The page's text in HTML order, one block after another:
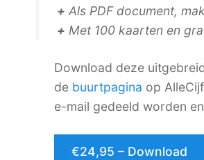
+ Als PDF document,
+ Met 100 kaarten en
Download deze
de buurtpagina op
e-mail gedeeld worden
€24,95 – Download